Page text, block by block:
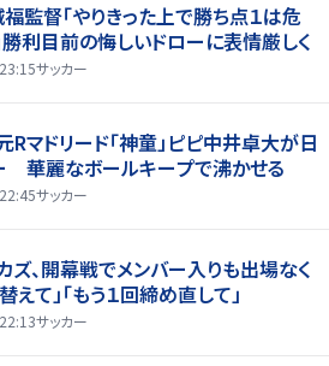
福監督「やりきった上で勝ち点１は危
利目前の悔しいドローに表情厳しく
サッカー
Rマドリード「神童」ピピ中井卓大が日
華麗なボールキープで沸かせる
サッカー
ズ、開幕戦でメンバー入りも出場なく
えて」「もう１回締め直して」
サッカー